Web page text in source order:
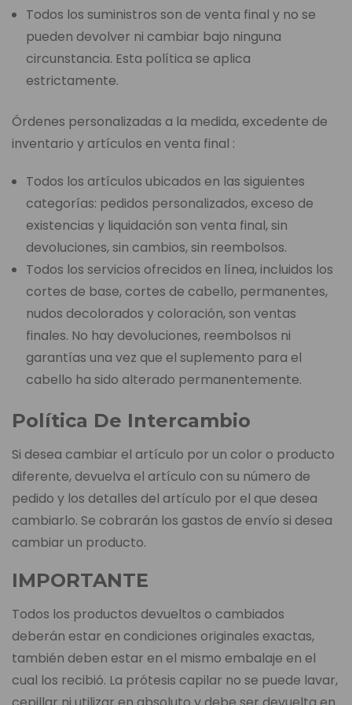
Todos los suministros son de venta final y no se
pueden devolver ni cambiar bajo ninguna
circunstancia. Esta política se aplica
estrictamente.
Órdenes personalizadas a la medida, excedente de
inventario y artículos en venta final :
Todos los artículos ubicados en las siguientes
categorías: pedidos personalizados, exceso de
existencias y liquidación son venta final, sin
devoluciones, sin cambios, sin reembolsos.
Todos los servicios ofrecidos en línea, incluidos los
cortes de base, cortes de cabello, permanentes,
nudos decolorados y coloración, son ventas
finales. No hay devoluciones, reembolsos ni
garantías una vez que el suplemento para el
cabello ha sido alterado permanentemente.
Política De Intercambio
Si desea cambiar el artículo por un color o producto
diferente, devuelva el artículo con su número de
pedido y los detalles del artículo por el que desea
cambiarlo. Se cobrarán los gastos de envío si desea
cambiar un producto.
IMPORTANTE
Todos los productos devueltos o cambiados
deberán estar en condiciones originales exactas,
también deben estar en el mismo embalaje en el
cual los recibió. La prótesis capilar no se puede lavar,